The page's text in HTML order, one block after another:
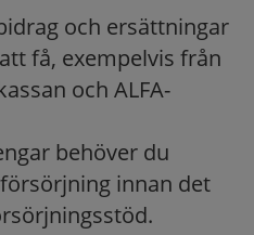
och ersättningar
få, exempelvis från
och ALFA-
behöver du
innan det